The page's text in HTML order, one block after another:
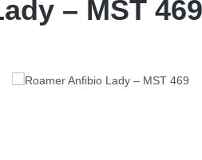
– MST 469